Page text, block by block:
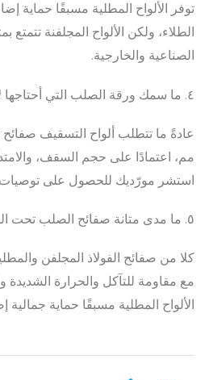
توفر الألواح المطلية مسبقًا حماية
الطلاء، ولكن الألواح المجلفنة تتمتع
الصناعية والخارجية.
٤. ما سمك ورقة الصلب التي أحتاجها لألواح السقف؟
مم، اعتمادًا على حجم السقف،
استشر مورّديك للحصول على توصيات
٥. ما مدى متانة صفائح الصلب تحت الظروف الجوية السعودية؟
كلا من صفائح الفولاذ المجلفن
مع مقاومة للتآكل والحرارة الشديدة
الألواح المطلية مسبقًا حماية جمالية